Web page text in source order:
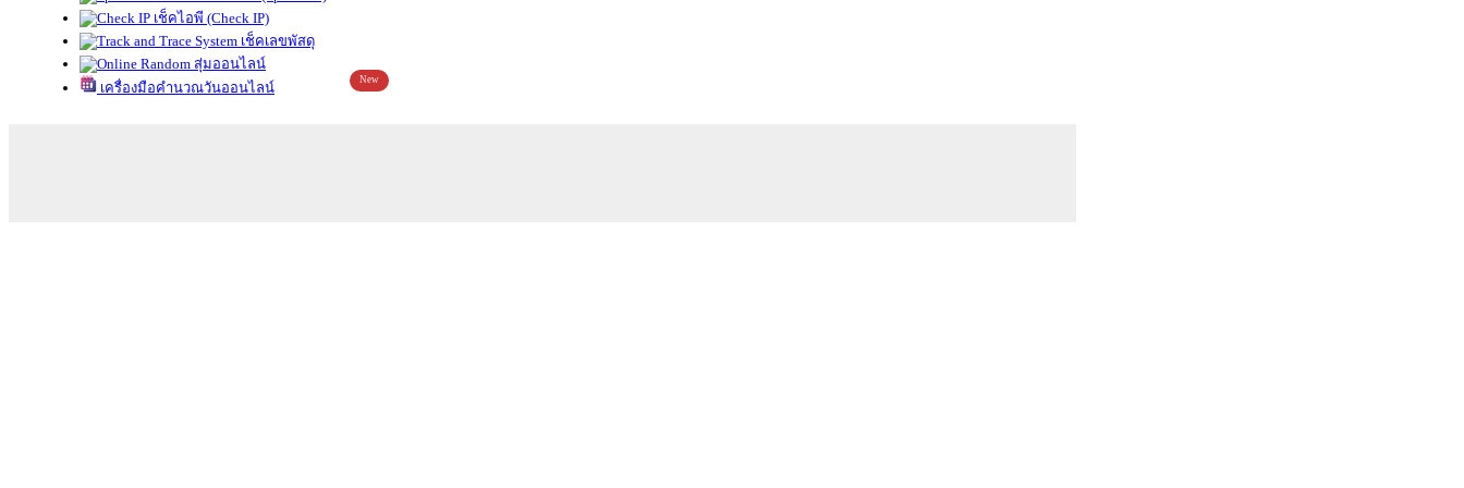
เช็คไอพี (Check IP)
เช็คเลขพัสดุ
สุ่มออนไลน์
เครื่องมือคำนวณวันออนไลน์
New